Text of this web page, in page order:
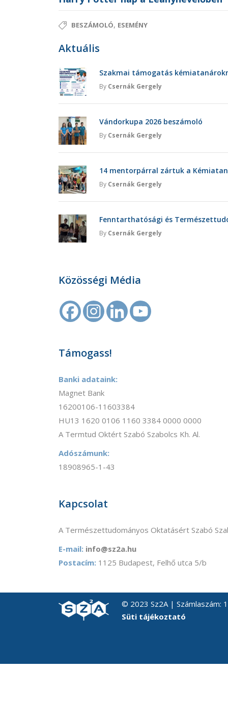
BESZÁMOLÓ, ESEMÉNY
Aktuális
Szakmai támogatás
By Csernák Gergely
Vándorkupa 2026 beszámoló
By Csernák Gergely
14 mentorpárral zártuk a
By Csernák Gergely
Fenntarthatósági és
By Csernák Gergely
Közösségi Média
Támogass!
Banki adataink:
Magnet Bank
16200106-11603384
HU13 1620 0106 1160 3384 0000 0000
A Termtud Oktért Szabó Szabolcs Kh. Al.
Adószámunk:
18908965-1-43
Kapcsolat
A Természettudományos Oktatásért Szabó
E-mail: info@sz2a.hu
Postacím: 1125 Budapest, Felhő utca 5/b
© 2023 Sz2A | Számlaszám:
Süti tájékoztató